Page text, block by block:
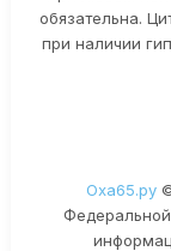
обязательна.
при наличии
Оха65.ру©